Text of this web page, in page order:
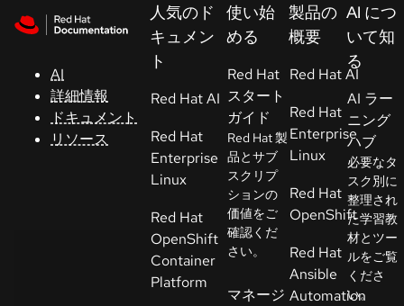
AI
詳細情報
ドキュメント
リソース
ト
コ
ン
ソ
ー
開
人気のド
キュメン
ト
Red Hat AI
Red Hat
Enterprise
Linux
Red Hat
OpenShift
Container
Platform
使い始
める
Red Hat
スタート
ガイド
Red Hat 製
品とサブ
スクリプ
ションの
価値をご
確認くだ
さい。
マネージ
製品の
概要
Red Hat AI
Red Hat
Enterprise
Linux
Red Hat
OpenShift
Red Hat
Ansible
Automation
AI につ
いて知
る
AI ラー
ニング
ハブ
必要なタ
スク別に
整理され
た学習教
材とツー
ルをご覧
くださ
い。